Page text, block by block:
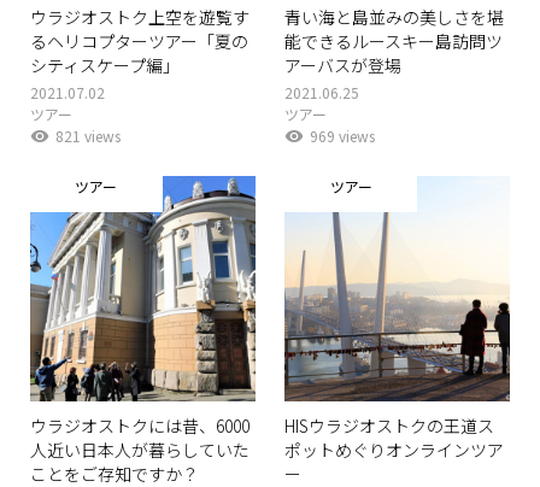
ウラジオストク上空を遊覧す
るヘリコプターツアー「夏の
シティスケープ編」
2021.07.02
ツアー
821 views
青い海と島並みの美しさを堪
能できるルースキー島訪問ツ
アーバスが登場
2021.06.25
ツアー
969 views
ツアー
ウラジオストクには昔、6000
人近い日本人が暮らしていた
ことをご存知ですか？
ツアー
HISウラジオストクの王道ス
ポットめぐりオンラインツア
ー